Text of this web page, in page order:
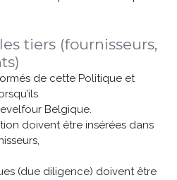
tiers (fournisseurs,
de cette Politique et
Belgique.
doivent être insérées dans
(due diligence) doivent être